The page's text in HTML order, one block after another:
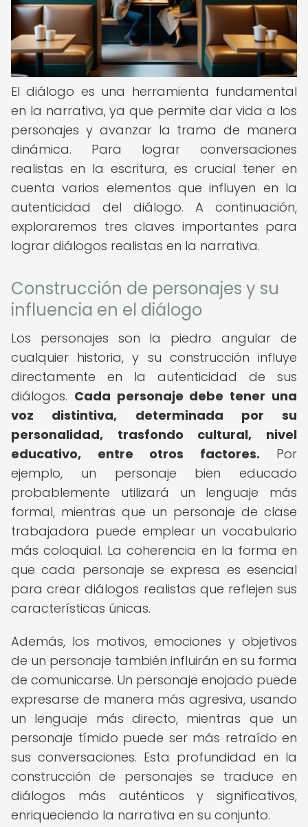
El diálogo es una herramienta fundamental
en la narrativa, ya que permite dar vida a los
personajes y avanzar la trama de manera
dinámica. Para lograr conversaciones
realistas en la escritura, es crucial tener en
cuenta varios elementos que influyen en la
autenticidad del diálogo. A continuación,
exploraremos tres claves importantes para
lograr diálogos realistas en la narrativa.
Construcción de personajes y su
influencia en el diálogo
Los personajes son la piedra angular de
cualquier historia, y su construcción influye
directamente en la autenticidad de sus
diálogos. Cada personaje debe tener una
voz distintiva, determinada por su
personalidad, trasfondo cultural, nivel
educativo, entre otros factores. Por
ejemplo, un personaje bien educado
probablemente utilizará un lenguaje más
formal, mientras que un personaje de clase
trabajadora puede emplear un vocabulario
más coloquial. La coherencia en la forma en
que cada personaje se expresa es esencial
para crear diálogos realistas que reflejen sus
características únicas.
Además, los motivos, emociones y objetivos
de un personaje también influirán en su forma
de comunicarse. Un personaje enojado puede
expresarse de manera más agresiva, usando
un lenguaje más directo, mientras que un
personaje tímido puede ser más retraído en
sus conversaciones. Esta profundidad en la
construcción de personajes se traduce en
diálogos más auténticos y significativos,
enriqueciendo la narrativa en su conjunto.